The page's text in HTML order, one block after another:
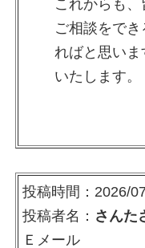
これからも
ご相談をで
ればと思い
いたします。
投稿時間：2026/
投稿者名： さんた
Ｅメール